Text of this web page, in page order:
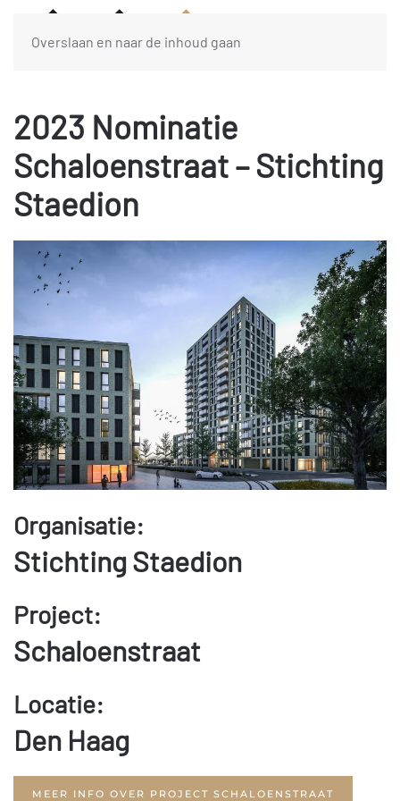
Overslaan en naar de inhoud gaan
2023 Nominatie
Schaloenstraat – Stichting
Staedion
Organisatie:
Stichting Staedion
Project:
Schaloenstraat
Locatie:
Den Haag
MEER INFO OVER PROJECT SCHALOENSTRAAT